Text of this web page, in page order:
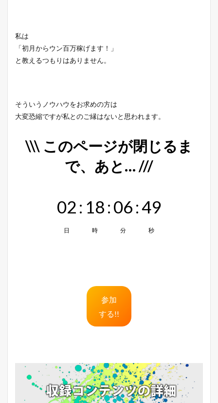
私は
「初月からウン百万稼げます！」
と教えるつもりはありません。
そういうノウハウをお求めの方は
大変恐縮ですが私とのご縁はないと思われます。
\\\ このページが閉じるま
で、あと… ///
02
日
: 18
時
:06
分
:48
秒
参加
する!!